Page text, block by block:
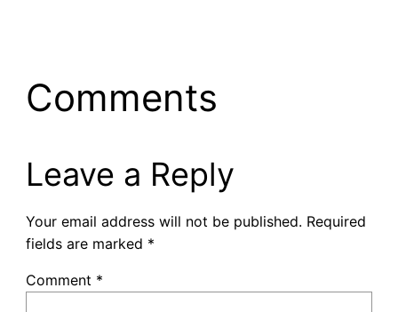
Comments
Leave a Reply
Your email address will not be published. Required
fields are marked *
Comment *